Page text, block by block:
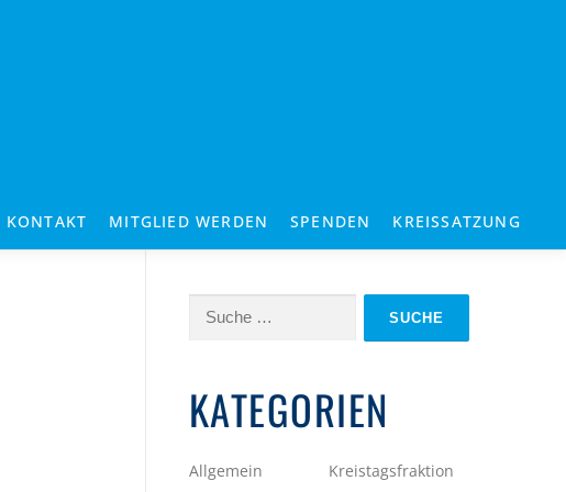
KONTAKT MITGLIED WERDEN SPENDEN KREISSATZUNG
Suche
KATEGORIEN
Allgemein
Kreistagsfraktion